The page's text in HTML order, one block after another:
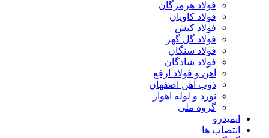
فولاد هرمزگان
فولاد کاویان
فولاد کیش
فولاد گل گهر
فولاد سنگان
فولاد شادگان
آهن و فولاد ارفع
ذوب آهن اصفهان
نورد و لوله اهواز
گروه ملی
ایمیدرو
انتصاب ها